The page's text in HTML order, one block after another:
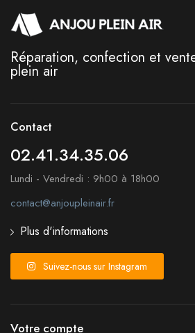
Réparation, confection et
plein air
Contact
02.41.34.35.06
Lundi - Vendredi : 9h00 à 18h00
contact@anjoupleinair.fr
Plus d'informations
Suivez-nous sur Instagram
Votre compte